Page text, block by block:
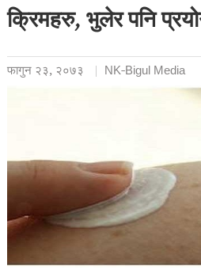
क्रिमहरु, भुलेर पनि
फागुन २३, २०७३ NK-Bigul Media